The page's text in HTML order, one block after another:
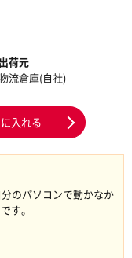
出荷元
流倉庫(自社)
入れる
のパソコンで動かなか
す。